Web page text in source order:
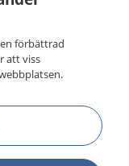
kan kontakta.
dina
för
förbättrad
att viss